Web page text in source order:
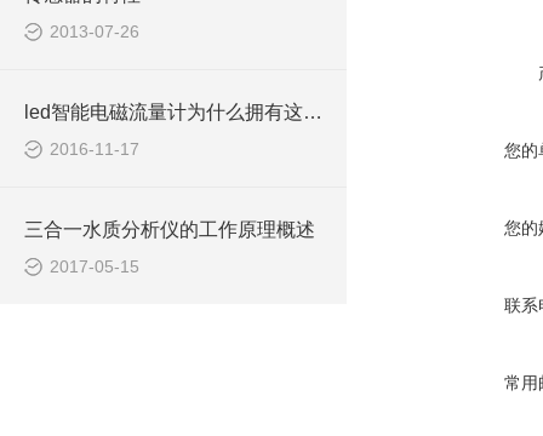
2013-07-26
led智能电磁流量计为什么拥有这么好的稳定性
2016-11-17
三合一水质分析仪的工作原理概述
2017-05-15
您的
您的
联系
常用